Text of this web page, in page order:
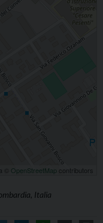
© OpenStreetMap contributors
Italia